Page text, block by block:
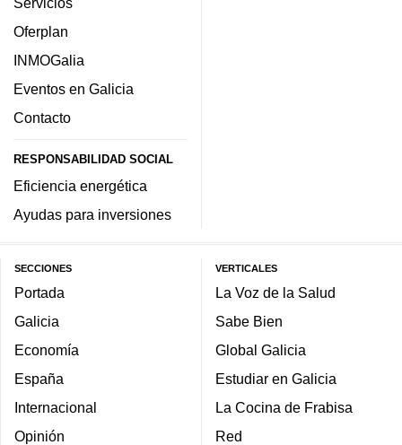
Oferplan
INMOGalia
Eventos en Galicia
Contacto
RESPONSABILIDAD SOCIAL
Eficiencia energética
Ayudas para inversiones
SECCIONES
Portada
Galicia
Economía
España
Internacional
Opinión
VERTICALES
La Voz de la Salud
Sabe Bien
Global Galicia
Estudiar en Galicia
La Cocina de Frabisa
Red